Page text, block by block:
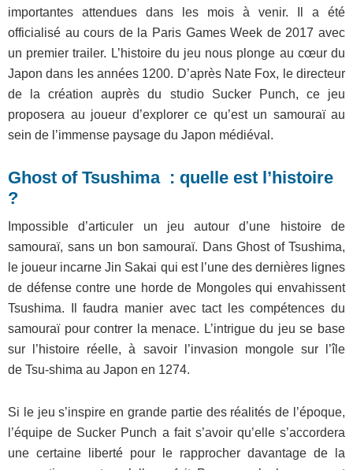
importantes attendues dans les mois à venir. Il a été
officialisé au cours de la Paris Games Week de 2017 avec
un premier trailer. L’histoire du jeu nous plonge au cœur du
Japon dans les années 1200. D’après Nate Fox, le directeur
de la création auprès du studio Sucker Punch, ce jeu
proposera au joueur d’explorer ce qu’est un samouraï au
sein de l’immense paysage du Japon médiéval.
Ghost of Tsushima : quelle est l’histoire
?
Impossible d’articuler un jeu autour d’une histoire de
samouraï, sans un bon samouraï. Dans Ghost of Tsushima,
le joueur incarne Jin Sakai qui est l’une des dernières lignes
de défense contre une horde de Mongoles qui envahissent
Tsushima. Il faudra manier avec tact les compétences du
samouraï pour contrer la menace. L’intrigue du jeu se base
sur l’histoire réelle, à savoir l’invasion mongole sur l’île
de Tsu-shima au Japon en 1274.
Si le jeu s’inspire en grande partie des réalités de l’époque,
l’équipe de Sucker Punch a fait s’avoir qu’elle s’accordera
une certaine liberté pour le rapprocher davantage de la